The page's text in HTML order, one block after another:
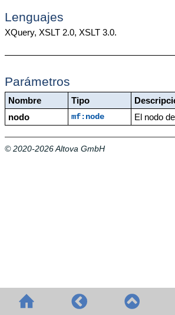
Lenguajes
XQuery, XSLT 2.0, XSLT 3.0.
Parámetros
Nombre Tipo
nodo
mf:node El nodo
© 2020-2026 Altova GmbH